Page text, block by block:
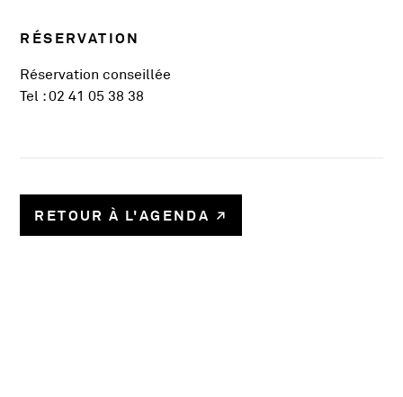
RÉSERVATION
Réservation conseillée
Tel : 02 41 05 38 38
RETOUR À L'AGENDA